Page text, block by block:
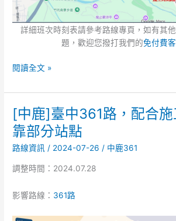
詳細班次時刻表請參考路線專頁，如有其
題，歡迎您撥打我們的免付費
型
工
暫
靠
部
分
站
閱讀全文 »
[中鹿]臺中361路，配合
靠部分站點
路線資訊 / 2024-07-26/ 中鹿361
調整時間：2024.07.28
影響路線： 361路
[中
鹿]
臺
中
361
路，
合
施